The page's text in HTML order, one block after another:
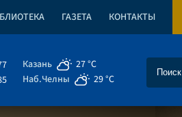
ГАЗЕТА КОНТАКТЫ
Казань
27 °C
Наб.Челны
29 °C